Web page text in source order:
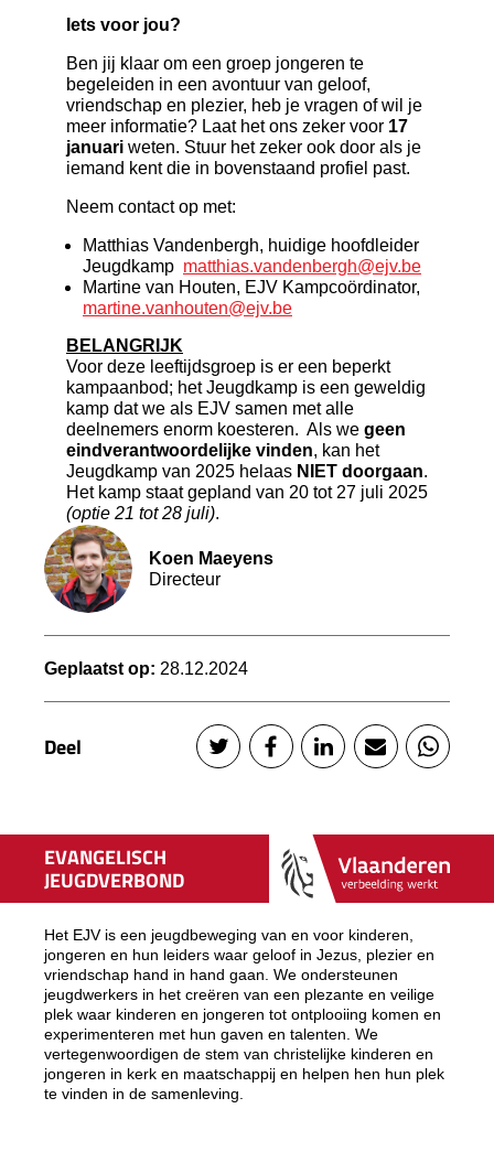
Iets voor jou?
Ben jij klaar om een groep jongeren te
begeleiden in een avontuur van geloof,
vriendschap en plezier, heb je vragen of wil je
meer informatie? Laat het ons zeker voor 17
januari weten. Stuur het zeker ook door als je
iemand kent die in bovenstaand profiel past.
Neem contact op met:
Matthias Vandenbergh, huidige hoofdleider
Jeugdkamp matthias.vandenbergh@ejv.be
Martine van Houten, EJV Kampcoördinator,
martine.vanhouten@ejv.be
BELANGRIJK
Voor deze leeftijdsgroep is er een beperkt
kampaanbod; het Jeugdkamp is een geweldig
kamp dat we als EJV samen met alle
deelnemers enorm koesteren. Als we geen
eindverantwoordelijke vinden, kan het
Jeugdkamp van 2025 helaas NIET doorgaan.
Het kamp staat gepland van 20 tot 27 juli 2025
(optie 21 tot 28 juli).
Koen Maeyens
Directeur
Geplaatst op: 28.12.2024
Deel
EVANGELISCH
JEUGDVERBOND
Het EJV is een jeugdbeweging van en voor kinderen,
jongeren en hun leiders waar geloof in Jezus, plezier en
vriendschap hand in hand gaan. We ondersteunen
jeugdwerkers in het creëren van een plezante en veilige
plek waar kinderen en jongeren tot ontplooiing komen en
experimenteren met hun gaven en talenten. We
vertegenwoordigen de stem van christelijke kinderen en
jongeren in kerk en maatschappij en helpen hen hun plek
te vinden in de samenleving.